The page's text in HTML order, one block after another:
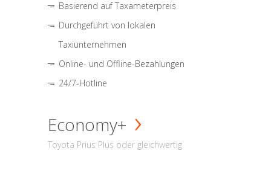
Basierend auf Taxameterpreis
Durchgeführt von lokalen
Taxiunternehmen
Online- und Offline-Bezahlungen
24/7-Hotline
Economy+
Toyota Prius Plus oder gleichwertig